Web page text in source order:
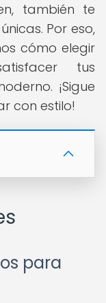
también te
Por eso,
cómo elegir
tus
¡Sigue
con estilo!
para